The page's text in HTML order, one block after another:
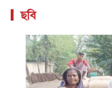
ছবি